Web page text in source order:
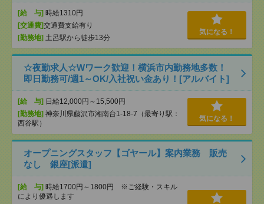
[給 与] 時給1310円
[交通費]交通費支給有り
[勤務地] 土呂駅から徒歩13分
気になる！
☆夜勤求人☆Wワーク歓迎！横浜市内勤務地多数！
即日勤務可/週1～OK/入社祝い金あり！[アルバイト]
[給 与] 日給12,000円～15,500円
[勤務地] 神奈川県藤沢市湘南台1-18-7（最寄り駅：
西谷駅）
気になる！
オープニングスタッフ【ゴヤール】案内業務 販売
なし 銀座[派遣]
[給 与] 時給1700円～1800円 ※ご経験・スキル
により優遇します